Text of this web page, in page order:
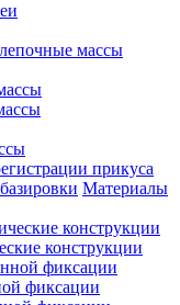
массы
прикуса
Материалы
конструкции
фиксации